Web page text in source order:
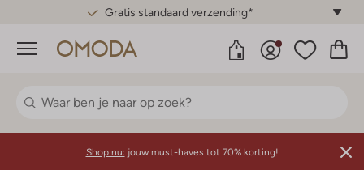
Gratis standaard verzending*
Menu
Shop nu: jouw must-haves tot 70% korting!